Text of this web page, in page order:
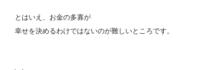
とはいえ、お金の多寡が
幸せを決めるわけではないのが難しいところです。